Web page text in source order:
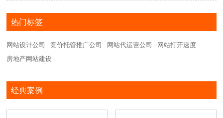
热门标签
网站设计公司 竞价托管推广公司 网站代运营公司
网站打开速度
房地产网站建设
经典案例